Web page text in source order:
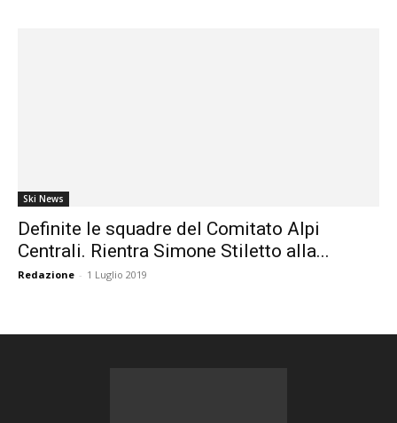
Ski News
Definite le squadre del Comitato Alpi
Centrali. Rientra Simone Stiletto alla...
Redazione - 1 Luglio 2019